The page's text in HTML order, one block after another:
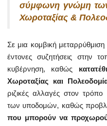
σύμφωνη γνώμη
Χωροταξίας &
Σε μια κομβική
έντονες συζητήσεις στην
κυβέρνηση, καθώς
Χωροταξίας και
ριζικές αλλαγές στον
των υποδομών, καθώς
που μπορούν να